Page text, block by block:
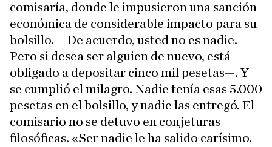
comisaría, donde le impusieron una sanción
económica de considerable impacto para su
bolsillo. —De acuerdo, usted no es nadie.
Pero si desea ser alguien de nuevo, está
obligado a depositar cinco mil pesetas—. Y
se cumplió el milagro. Nadie tenía esas 5.000
pesetas en el bolsillo, y nadie las entregó. El
comisario no se detuvo en conjeturas
filosóficas. «Ser nadie le ha salido carísimo.